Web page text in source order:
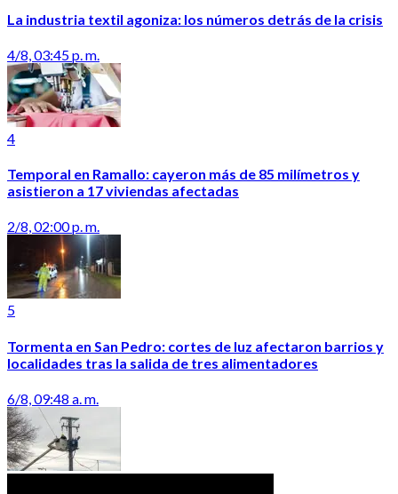
La industria textil agoniza: los números detrás de la crisis
4/8, 03:45 p. m.
4
Temporal en Ramallo: cayeron más de 85 milímetros y
asistieron a 17 viviendas afectadas
2/8, 02:00 p. m.
5
Tormenta en San Pedro: cortes de luz afectaron barrios y
localidades tras la salida de tres alimentadores
6/8, 09:48 a. m.